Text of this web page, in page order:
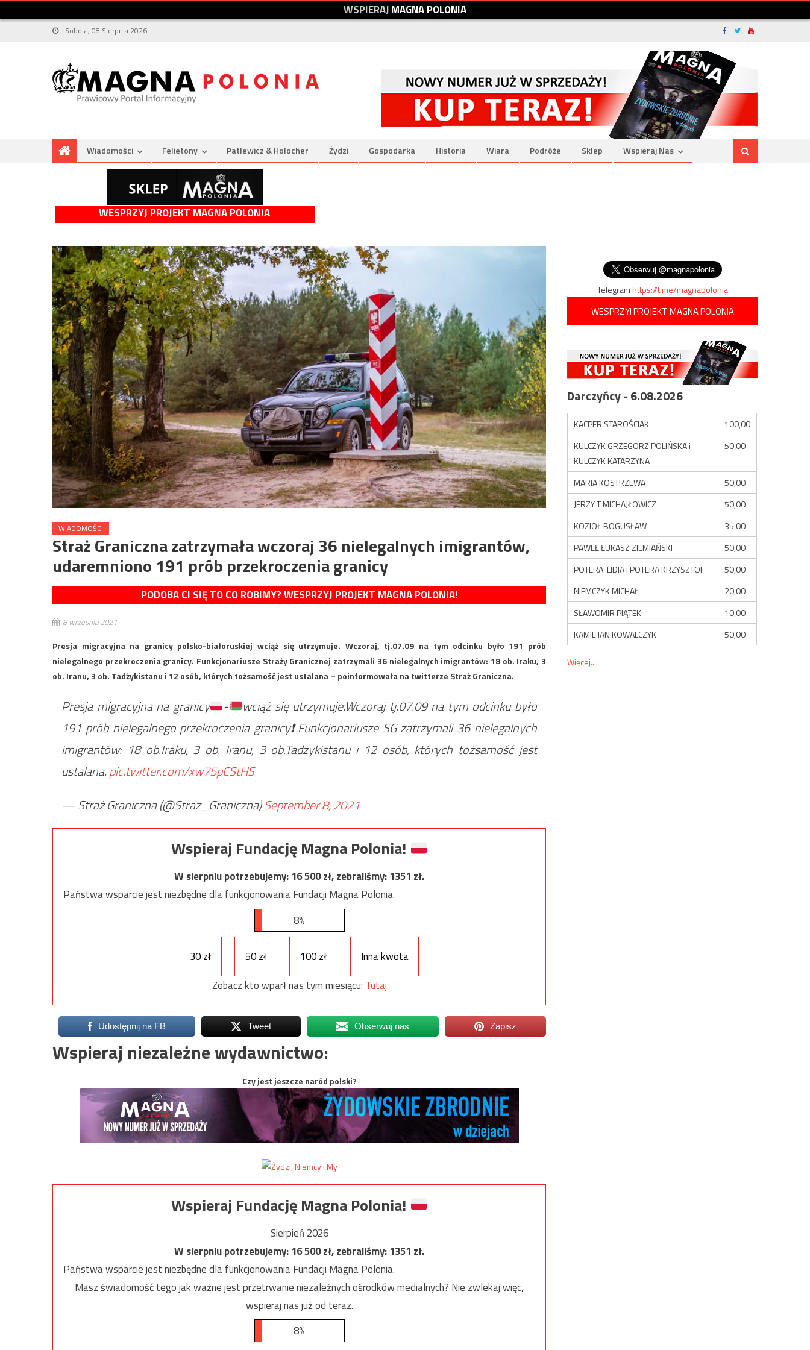
WSPIERAJMAGNAPOLONIA
Sobota, 08 Sierpnia 2026
Wiadomości Felietony Patlewicz & Holocher Żydzi Gospodarka Historia Wiara Podróże Sklep Wspieraj Nas
WESPRZYJ PROJEKT MAGNA POLONIA
WIADOMOŚCI
Straż Graniczna zatrzymała wczoraj 36 nielegalnych imigrantów,
udaremniono 191 prób przekroczenia granicy
PODOBA CI SIĘ TO CO ROBIMY? WESPRZYJ PROJEKT MAGNA POLONIA!
8 września 2021
Presja migracyjna na granicy polsko-białoruskiej wciąż się utrzymuje. Wczoraj, tj.07.09 na tym odcinku było 191 prób
nielegalnego przekroczenia granicy. Funkcjonariusze Straży Granicznej zatrzymali 36 nielegalnych imigrantów: 18 ob. Iraku, 3
ob. Iranu, 3 ob. Tadżykistanu i 12 osób, których tożsamość jest ustalana – poinformowała na twitterze Straż Graniczna.
Presja migracyjna na granicy -
wciąż się utrzymuje.Wczoraj tj.07.09 na tym odcinku było
191 prób nielegalnego przekroczenia granicy❗️Funkcjonariusze SG zatrzymali 36 nielegalnych
imigrantów: 18 ob.Iraku, 3 ob. Iranu, 3 ob.Tadżykistanu i 12 osób, których tożsamość jest
ustalana.pic.twitter.com/xw75pCStHS
— Straż Graniczna (@Straz_Graniczna)September 8, 2021
Wspieraj Fundację Magna Polonia!
W sierpniu potrzebujemy:16 500zł, zebraliśmy:1351 zł.
Państwa wsparcie jest niezbędne dla funkcjonowania Fundacji Magna Polonia.
8%
30 zł 50 zł 100 zł
Inna kwota
Zobacz kto wparł nas tym miesiącu: Tutaj
Udostępnij na FB Tweet Obserwuj nas Zapisz
Wspieraj niezależne wydawnictwo:
Czy jest jeszcze naród polski?
Wspieraj Fundację Magna Polonia!
Sierpień 2026
W sierpniu potrzebujemy:16 500zł, zebraliśmy:1351 zł.
Państwa wsparcie jest niezbędne dla funkcjonowania Fundacji Magna Polonia.
Masz świadomość tego jak ważne jest przetrwanie niezależnych ośrodków medialnych? Nie zwlekaj więc,
wspieraj nas już od teraz.
8%
Telegramhttps://t.me/magnapolonia
WESPRZYJ PROJEKT MAGNA POLONIA
Darczyńcy - 6.08.2026
KACPER STAROŚCIAK
100,00
KULCZYK GRZEGORZ POLIŃSKA i
KULCZYK KATARZYNA
50,00
MARIA KOSTRZEWA
50,00
JERZY T MICHAJŁOWICZ
50,00
KOZIOŁ BOGUSŁAW
35,00
PAWEŁ ŁUKASZ ZIEMIAŃSKI
50,00
POTERA LIDIA i POTERA KRZYSZTOF
50,00
NIEMCZYK MICHAŁ
20,00
SŁAWOMIR PIĄTEK
10,00
KAMIL JAN KOWALCZYK
50,00
Więcej...